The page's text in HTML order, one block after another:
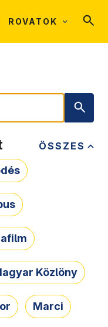
ROVATOK
ÖSSZES
Közlöny
Marci